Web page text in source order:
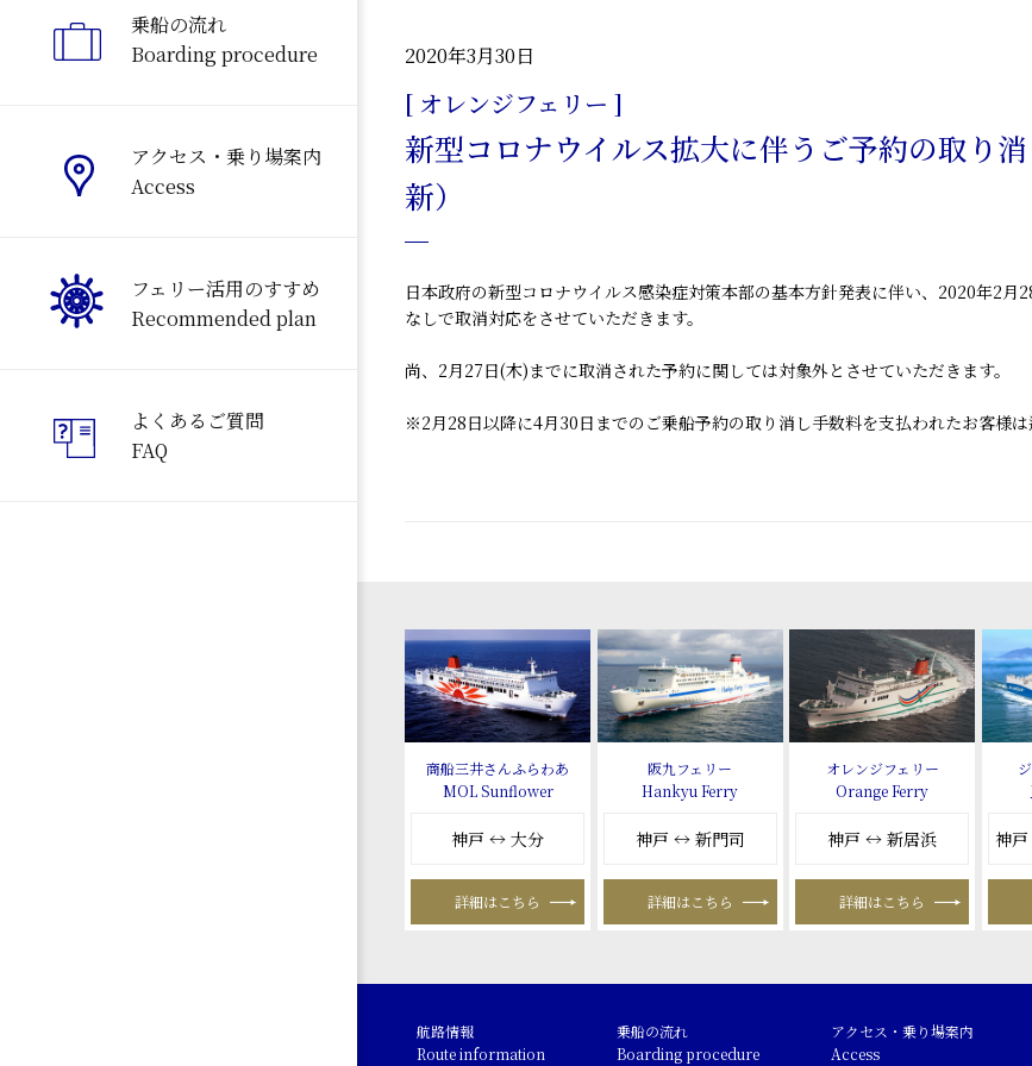
乗船の流れ
Boarding procedure
アクセス・乗り場案内
Access
フェリー活用のすすめ
Recommended plan
よくあるご質問
FAQ
2020年3月30日
[ オレンジフェリー ]
新型コロナウイルス拡大に伴うご予約の取り
新）
日本政府の新型コロナウイルス感染症対策本部の基本方針発表に伴い、2020年2
なしで取消対応をさせていただきます。
尚、2月27日(木)までに取消された予約に関しては対象外とさせていただきます。
※2月28日以降に4月30日までのご乗船予約の取り消し手数料を支払われたお客様は
商船三井さんふらわあ
MOL Sunflower
神戸 ↔ 大分
詳細はこちら
阪九フェリー
Hankyu Ferry
神戸 ↔ 新門司
詳細はこちら
オレンジフェリー
Orange Ferry
神戸 ↔ 新居浜
詳細はこちら
神
航路情報
Route information
乗船の流れ
Boarding procedure
アクセス・乗り場案内
Access